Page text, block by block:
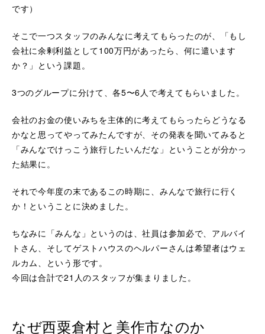
です）
そこで一つスタッフのみんなに考えてもらったのが、「もし
会社に余剰利益として100万円があったら、何に遣います
か？」という課題。
3つのグループに分けて、各5〜6人で考えてもらいました。
会社のお金の使いみちを主体的に考えてもらったらどうなる
かなと思ってやってみたんですが、その発表を聞いてみると
「みんなでけっこう旅行したいんだな」ということが分かっ
た結果に。
それで今年度の末であるこの時期に、みんなで旅行に行く
か！ということに決めました。
ちなみに「みんな」というのは、社員は参加必で、アルバイ
トさん、そしてゲストハウスのヘルパーさんは希望者はウェ
ルカム、という形です。
今回は合計で21人のスタッフが集まりました。
なぜ西粟倉村と美作市なのか